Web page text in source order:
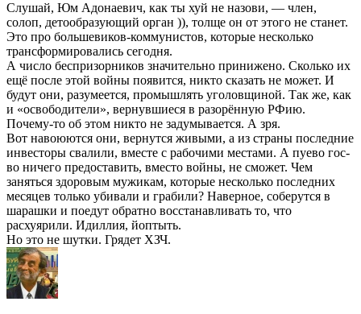
Слушай, Юм Адонаевич, как ты хуй не назови, — член,
солоп, детообразующий орган )), толще он от этого не станет.
Это про большевиков-коммунистов, которые несколько
трансформировались сегодня.
А число беспризорников значительно принижено. Сколько их
ещё после этой войны появится, никто сказать не может. И
будут они, разумеется, промышлять уголовщиной. Так же, как
и «освободители», вернувшиеся в разорённую РФию.
Почему-то об этом никто не задумывается. А зря.
Вот навоюются они, вернутся живыми, а из страны последние
инвесторы свалили, вместе с рабочими местами. А пуево гос-
во ничего предоставить, вместо войны, не сможет. Чем
заняться здоровым мужикам, которые несколько последних
месяцев только убивали и грабили? Наверное, соберутся в
шарашки и поедут обратно восстанавливать то, что
расхуярили. Идиллия, йоптыть.
Но это не шутки. Грядет ХЗЧ.